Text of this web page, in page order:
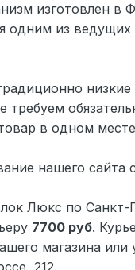
изготовлен в
одним из
требуем
в одном
нашего сайта
Люкс по Санкт-
7700 руб.
магазина